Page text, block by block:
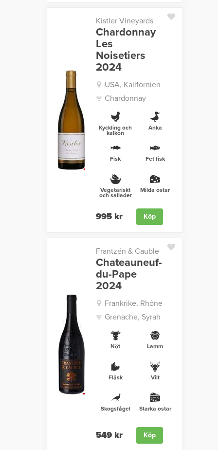
Kistler Vineyards
Chardonnay
Les
Noisetiers
2024
USA, Kalifornien
Chardonnay
Kyckling och
kalkon
Anka
Fisk Fet fisk
Vegetariskt
och sallader
Milda ostar
995 kr Köp
Frantzén & Cauble
Chateauneuf-
du-Pape
2024
Frankrike, Rhône
Grenache, Syrah
Nöt Lamm
Fläsk Vilt
Skogsfågel Starka ostar
549 kr Köp